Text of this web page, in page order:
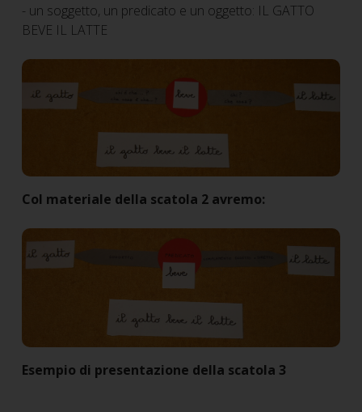
- un soggetto, un predicato e un oggetto: IL GATTO
BEVE IL LATTE
Col materiale della scatola 2 avremo:
Esempio di presentazione della scatola 3